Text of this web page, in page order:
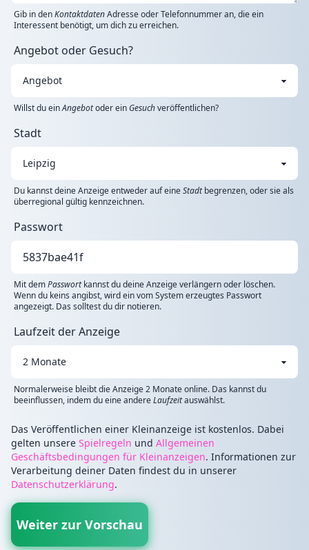
Gib in denKontaktdatenAdresse oder Telefonnummer an, die ein
Interessent benötigt, um dich zu erreichen.
Angebot oder Gesuch?
Willst du einAngebotoder einGesuchveröffentlichen?
Stadt
Du kannst deine Anzeige entweder auf eineStadtbegrenzen, oder sie als
überregional gültig kennzeichnen.
Passwort
Mit demPasswortkannst du deine Anzeige verlängern oder löschen.
Wenn du keins angibst, wird ein vom System erzeugtes Passwort
angezeigt. Das solltest du dir notieren.
Laufzeit der Anzeige
Normalerweise bleibt die Anzeige 2 Monate online. Das kannst du
beeinflussen, indem du eine andereLaufzeitauswählst.
Das Veröffentlichen einer Kleinanzeige ist kostenlos. Dabei
gelten unsere Spielregeln und Allgemeinen
Geschäftsbedingungen für Kleinanzeigen. Informationen zur
Verarbeitung deiner Daten findest du in unserer
Datenschutzerklärung.